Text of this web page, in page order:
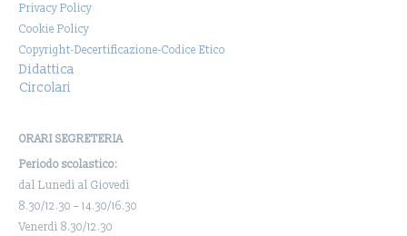
Privacy Policy
Cookie Policy
Copyright-Decertificazione-Codice Etico
Didattica
Circolari
ORARI SEGRETERIA
Periodo scolastico:
dal Lunedì al Giovedì
8.30/12.30 – 14.30/16.30
Venerdì 8.30/12.30